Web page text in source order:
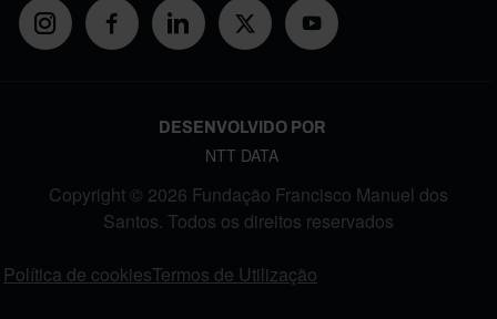
DESENVOLVIDO POR
NTT DATA
Copyright © 2026 Fundação Francisco Manuel dos
Santos. Todos os direitos reservados
Política de cookiesTermos de Utilização